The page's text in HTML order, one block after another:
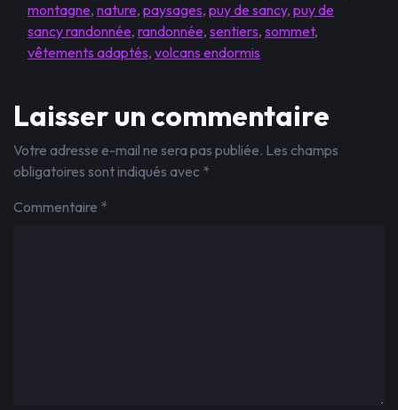
montagne, nature, paysages, puy de sancy, puy de
sancy randonnée, randonnée, sentiers, sommet,
vêtements adaptés, volcans endormis
Laisser un commentaire
Votre adresse e-mail ne sera pas publiée. Les champs
obligatoires sont indiqués avec *
Commentaire *